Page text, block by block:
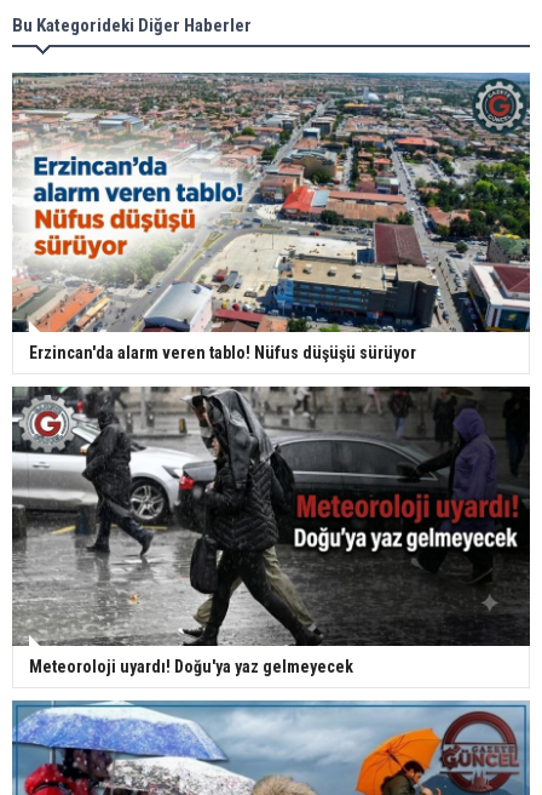
Bu Kategorideki Diğer Haberler
Erzincan'da alarm veren tablo! Nüfus düşüşü sürüyor
Meteoroloji uyardı! Doğu'ya yaz gelmeyecek